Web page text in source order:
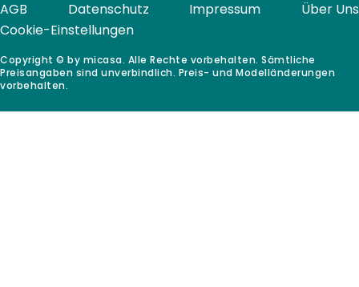
Copyright © by micasa. Alle Rechte vorbehalten. Sämtliche
Preisangaben sind unverbindlich. Preis- und Modelländerungen
vorbehalten.
AGB Datenschutz Impressum
Über Uns
Cookie-Einstellungen